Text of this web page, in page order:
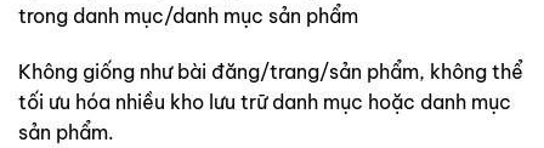
trong danh mục/danh mục sản phẩm
Không giống như bài đăng/trang/sản phẩm, không thể
tối ưu hóa nhiều kho lưu trữ danh mục hoặc danh mục
sản phẩm.